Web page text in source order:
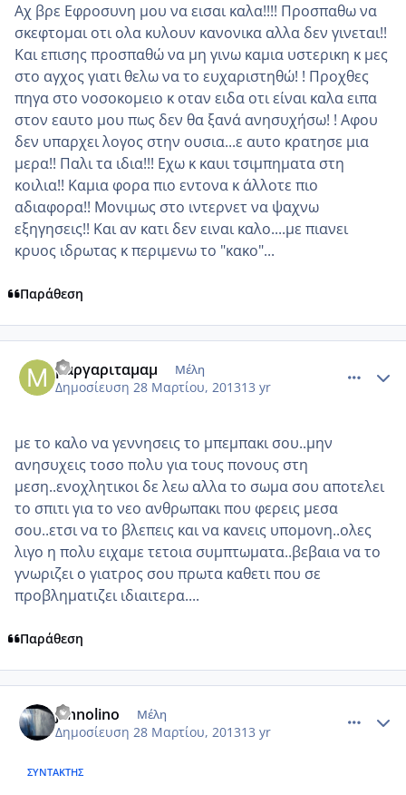
Αχ βρε Εφροσυνη μου να εισαι καλα!!!! Προσπαθω να
σκεφτομαι οτι ολα κυλουν κανονικα αλλα δεν γινεται!!
Και επισης προσπαθώ να μη γινω καμια υστερικη κ μες
στο αγχος γιατι θελω να το ευχαριστηθώ! ! Προχθες
πηγα στο νοσοκομειο κ οταν ειδα οτι είναι καλα ειπα
στον εαυτο μου πως δεν θα ξανά ανησυχήσω! ! Αφου
δεν υπαρχει λογος στην ουσια...ε αυτο κρατησε μια
μερα!! Παλι τα ιδια!!! Εχω κ καυι τσιμπηματα στη
κοιλια!! Καμια φορα πιο εντονα κ άλλοτε πιο
αδιαφορα!! Μονιμως στο ιντερνετ να ψαχνω
εξηγησεις!! Και αν κατι δεν ειναι καλο....με πιανει
κρυος ιδρωτας κ περιμενω το "κακο"...
Παράθεση
μαργαριταμαμ Μέλη
Δημοσίευση 28 Μαρτίου, 201313 yr
με το καλο να γεννησεις το μπεμπακι σου..μην
ανησυχεις τοσο πολυ για τους πονους στη
μεση..ενοχλητικοι δε λεω αλλα το σωμα σου αποτελει
το σπιτι για το νεο ανθρωπακι που φερεις μεσα
σου..ετσι να το βλεπεις και να κανεις υπομονη..ολες
λιγο η πολυ ειχαμε τετοια συμπτωματα..βεβαια να το
γνωριζει ο γιατρος σου πρωτα καθετι που σε
προβληματιζει ιδιαιτερα....
Παράθεση
jannolino Μέλη
Δημοσίευση 28 Μαρτίου, 201313 yr
ΣΥΝΤΆΚΤΗΣ